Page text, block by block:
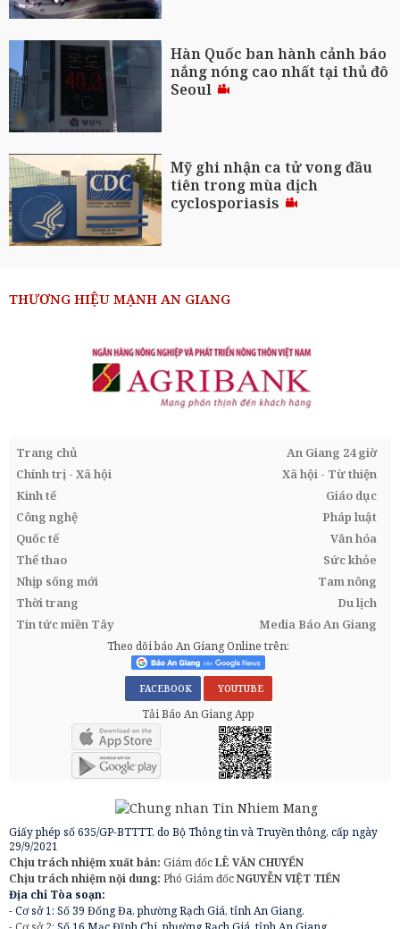
Hàn Quốc ban hành cảnh báo
nắng nóng cao nhất tại thủ đô
Seoul
Mỹ ghi nhận ca tử vong đầu
tiên trong mùa dịch
cyclosporiasis
THƯƠNG HIỆU MẠNH AN GIANG
Trang chủ
An Giang 24 giờ
Chính trị - Xã hội
Xã hội - Từ thiện
Kinh tế
Giáo dục
Công nghệ
Pháp luật
Quốc tế
Văn hóa
Thể thao
Sức khỏe
Nhịp sống mới
Tam nông
Thời trang
Du lịch
Tin tức miền Tây
Media Báo An Giang
Theo dõi báo An Giang Online trên:
FACEBOOK YOUTUBE
Tải Báo An Giang App
Giấy phép số 635/GP-BTTTT, do Bộ Thông tin và Truyền thông, cấp ngày
29/9/2021
Chịu trách nhiệm xuất bản: Giám đốcLÊ VĂN CHUYỂN
Chịu trách nhiệm nội dung: Phó Giám đốcNGUYỄN VIỆT TIẾN
Địa chỉ Tòa soạn:
- Cơ sở 1: Số 39 Đống Đa, phường Rạch Giá, tỉnh An Giang.